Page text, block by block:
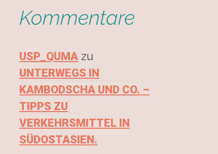
Kommentare
USP_QUMA zu
UNTERWEGS IN
KAMBODSCHA UND CO. –
TIPPS ZU
VERKEHRSMITTEL IN
SÜDOSTASIEN.